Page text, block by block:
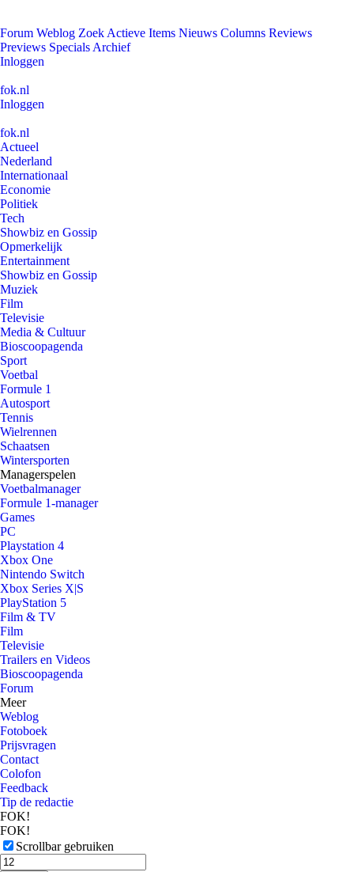
Forum Weblog Zoek Actieve Items Nieuws Columns Reviews
Previews Specials Archief
Inloggen
fok.nl
Inloggen
fok.nl
Actueel
Nederland
Internationaal
Economie
Politiek
Tech
Showbiz en Gossip
Opmerkelijk
Entertainment
Showbiz en Gossip
Muziek
Film
Televisie
Media & Cultuur
Bioscoopagenda
Sport
Voetbal
Formule 1
Autosport
Tennis
Wielrennen
Schaatsen
Wintersporten
Managerspelen
Voetbalmanager
Formule 1-manager
Games
PC
Playstation 4
Xbox One
Nintendo Switch
Xbox Series X|S
PlayStation 5
Film & TV
Film
Televisie
Trailers en Videos
Bioscoopagenda
Forum
Meer
Weblog
Fotoboek
Prijsvragen
Contact
Colofon
Feedback
Tip de redactie
FOK!
FOK!
Scrollbar gebruiken